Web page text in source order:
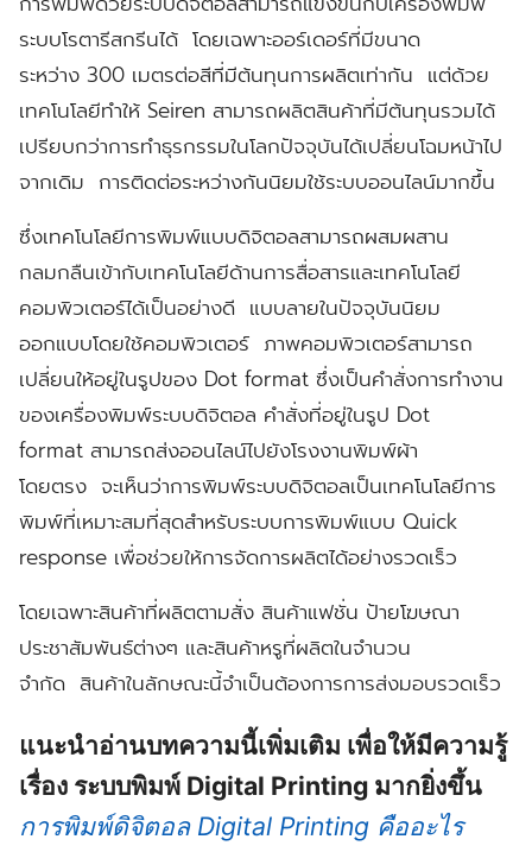
ระบบโรตารีสกรีนได้ โดยเฉพาะออร์เดอร์ที่มีขนาด
ระหว่าง 300 เมตรต่อสีที่มีต้นทุนการผลิตเท่ากัน แต่ด้วย
เทคโนโลยีทำให้ Seiren สามารถผลิตสินค้าที่มีต้นทุนรวมได้
เปรียบกว่าการทำธุรกรรมในโลกปัจจุบันได้เปลี่ยนโฉมหน้าไป
จากเดิม การติดต่อระหว่างกันนิยมใช้ระบบออนไลน์มากขึ้น
ซึ่งเทคโนโลยีการพิมพ์แบบดิจิตอลสามารถผสมผสาน
กลมกลืนเข้ากับเทคโนโลยีด้านการสื่อสารและเทคโนโลยี
คอมพิวเตอร์ได้เป็นอย่างดี แบบลายในปัจจุบันนิยม
ออกแบบโดยใช้คอมพิวเตอร์ ภาพคอมพิวเตอร์สามารถ
เปลี่ยนให้อยู่ในรูปของ Dot format ซึ่งเป็นคำสั่งการทำงาน
ของเครื่องพิมพ์ระบบดิจิตอล คำสั่งที่อยู่ในรูป Dot
format สามารถส่งออนไลน์ไปยังโรงงานพิมพ์ผ้า
โดยตรง จะเห็นว่าการพิมพ์ระบบดิจิตอลเป็นเทคโนโลยีการ
พิมพ์ที่เหมาะสมที่สุดสำหรับระบบการพิมพ์แบบ Quick
response เพื่อช่วยให้การจัดการผลิตได้อย่างรวดเร็ว
โดยเฉพาะสินค้าที่ผลิตตามสั่ง สินค้าแฟชั่น ป้ายโฆษณา
ประชาสัมพันธ์ต่างๆ และสินค้าหรูที่ผลิตในจำนวน
จำกัด สินค้าในลักษณะนี้จำเป็นต้องการการส่งมอบรวดเร็ว
แนะนำอ่านบทความนี้เพิ่มเติม เพื่อให้มีความรู้
เรื่อง ระบบพิมพ์ Digital Printing มากยิ่งขึ้น
การพิมพ์ดิจิตอล Digital Printing คืออะไร